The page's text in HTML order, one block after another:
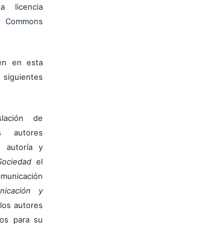
licencia
en esta
de
autores
autoría y
el
y
autores
para su